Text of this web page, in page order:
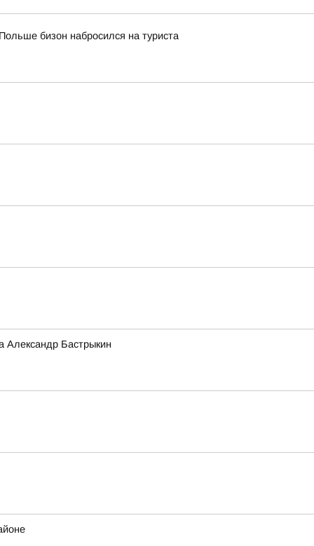
бизон набросился на туриста
Александр Бастрыкин